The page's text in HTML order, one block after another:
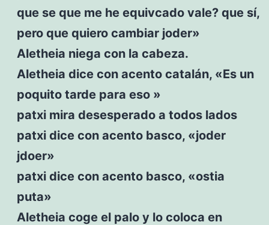
que se que me he equivcado vale? que sí,
pero que quiero cambiar joder»
Aletheia niega con la cabeza.
Aletheia dice con acento catalán, «Es un
poquito tarde para eso »
patxi mira desesperado a todos lados
patxi dice con acento basco, «joder
jdoer»
patxi dice con acento basco, «ostia
puta»
Aletheia coge el palo y lo coloca en